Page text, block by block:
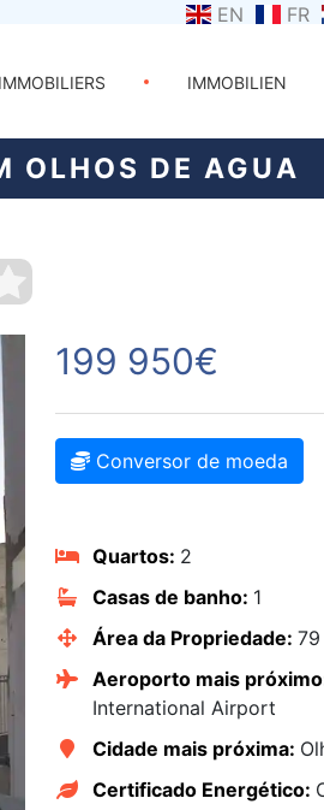
EN FR
IMMOBILIERS IMMOBILIEN
OLHOS DE AGUA
199 950€
Conversor de moeda
Quartos: 2
Casas de banho: 1
Área da Propriedade:
Aeroporto mais
International Airport
Cidade mais próxima:
Certificado Energético: